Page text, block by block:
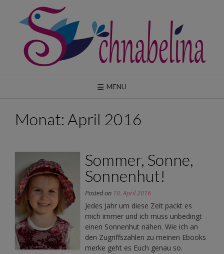
content
MENU
Monat: April 2016
Sommer, Sonne,
Sonnenhut!
Posted on 18. April 2016
Jedes Jahr um diese Zeit packt es
mich immer und ich muss unbedingt
einen Sonnenhut nähen. Wie ich an
den Zugriffszahlen zu meinen Ebooks
merke geht es Euch genau so.